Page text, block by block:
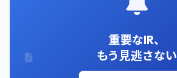
重要なIR、
もう見逃さない